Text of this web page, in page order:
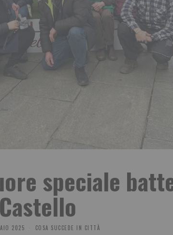
speciale
Castello
2025 COSA SUCCEDE IN CITTÀ